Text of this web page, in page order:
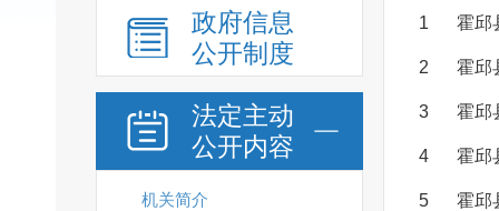
政府信息
公开制度
法定主动
公开内容
机关简介
1 霍邱
2 霍邱
3 霍邱
4 霍邱
5 霍邱